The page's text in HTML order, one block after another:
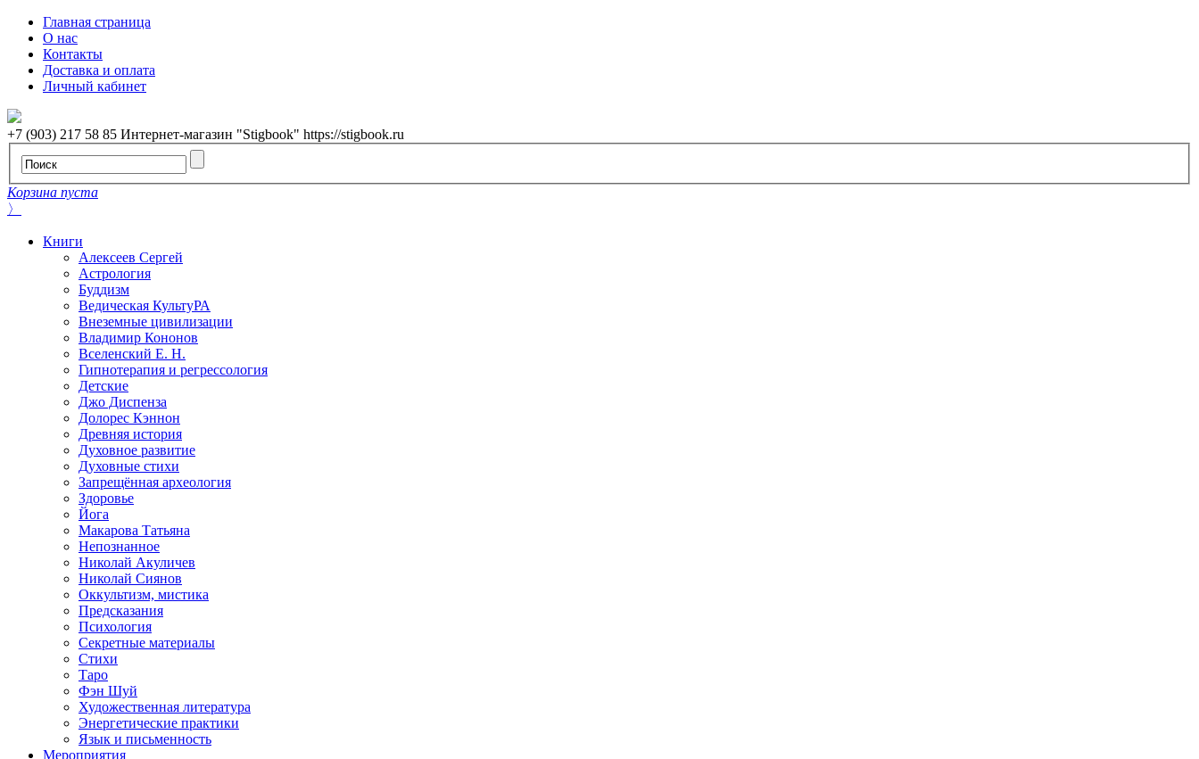
Главная страница
О нас
Контакты
Доставка и оплата
Личный кабинет
+7 (903) 217 58 85 Интернет-магазин "Stigbook" https://stigbook.ru
Корзина пуста
〉
Книги
Алексеев Сергей
Астрология
Буддизм
Ведическая КультуРА
Внеземные цивилизации
Владимир Кононов
Вселенский Е. Н.
Гипнотерапия и регрессология
Детские
Джо Диспенза
Долорес Кэннон
Древняя история
Духовное развитие
Духовные стихи
Запрещённая археология
Здоровье
Йога
Макарова Татьяна
Непознанное
Николай Акуличев
Николай Сиянов
Оккультизм, мистика
Предсказания
Психология
Секретные материалы
Стихи
Таро
Фэн Шуй
Художественная литература
Энергетические практики
Язык и письменность
Мероприятия